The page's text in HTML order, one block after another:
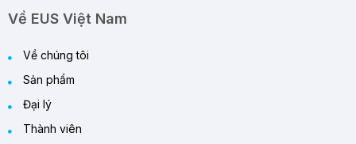
Về EUS Việt Nam
Về chúng tôi
Sản phẩm
Đại lý
Thành viên